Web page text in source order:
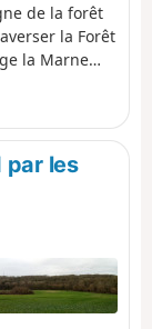
de la forêt
la Forêt
la Marne
et nous fait
Ourcq.
par les